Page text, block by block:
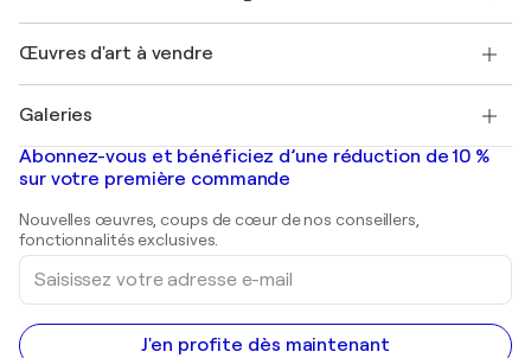
+33 1 76 44 06 42
Emplois
Découvrez une sélection d'art original
Marc Chagall
Banksy
Mr. Brainwash
Shepard Fairey
Œuvres d'art à vendre
Tableaux abstraits à vendre
Peintures de paysage
Estampes
Peintures acryliques
Galeries
Galeries d'art en France
Galeries d'art en Belgique
Abonnez-vous et bénéficiez d’une réduction de 10 %
sur votre première commande
Nouvelles œuvres, coups de cœur de nos conseillers,
fonctionnalités exclusives.
Saisissez
votre
adresse
e-
mail
J'en profite dès maintenant